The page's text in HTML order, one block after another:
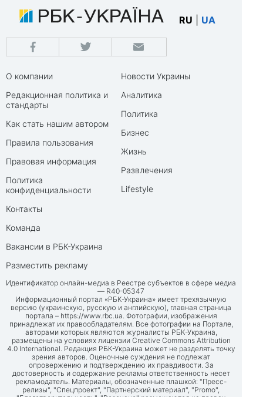
RU UA
О компании
Редакционная политика и
стандарты
Как стать нашим автором
Правила пользования
Правовая информация
Политика
конфиденциальности
Контакты
Команда
Вакансии в РБК-Украина
Разместить рекламу
Новости Украины
Аналитика
Политика
Бизнес
Жизнь
Развлечения
Lifestyle
Идентификатор онлайн-медиа в Реестре субъектов в сфере медиа
— R40-05347
Информационный портал «РБК-Украина» имеет трехязычную
версию (украинскую, русскую и английскую), главная страница
портала – https://www.rbc.ua. Фотографии, изображения
принадлежат их правообладателям. Все фотографии на Портале,
авторами которых являются журналисты РБК-Украина,
размещены на условиях лицензии Creative Commons Attribution
4.0 International. Редакция РБК-Украина может не разделять точку
зрения авторов. Оценочные суждения не подлежат
опровержению и подтверждению их правдивости. За
достоверность и содержание рекламы ответственность несет
рекламодатель. Материалы, обозначенные плашкой: "Пресс-
релизы", "Спецпроект", "Партнерский материал", "Promo",